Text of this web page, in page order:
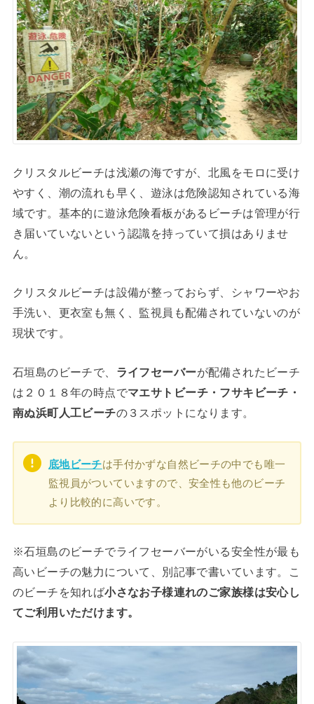
クリスタルビーチは浅瀬の海ですが、北風をモロに受け
やすく、潮の流れも早く、遊泳は危険認知されている海
域です。基本的に遊泳危険看板があるビーチは管理が行
き届いていないという認識を持っていて損はありませ
ん。
クリスタルビーチは設備が整っておらず、シャワーやお
手洗い、更衣室も無く、監視員も配備されていないのが
現状です。
石垣島のビーチで、 ライフセーバーが配備されたビーチ
は２０１８年の時点でマエサトビーチ・フサキビーチ・
南ぬ浜町人工ビーチの３スポットになります。
底地ビーチは手付かずな自然ビーチの中でも唯一
監視員がついていますので、安全性も他のビーチ
より比較的に高いです。
※石垣島のビーチでライフセーバーがいる安全性が最も
高いビーチの魅力について、別記事で書いています。こ
のビーチを知れば小さなお子様連れのご家族様は安心し
てご利用いただけます。